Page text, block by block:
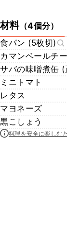
材料（4個分）
食パン (5枚切)
カマンベールチ
サバの味噌煮缶 (
ミニトマト
レタス
マヨネーズ
黒こしょう
料理を安全に楽しむ